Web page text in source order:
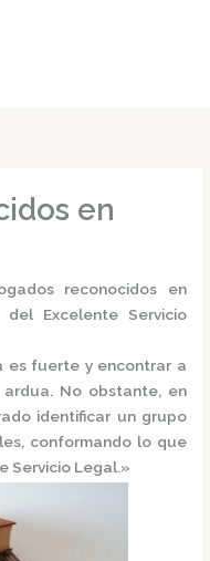
en
reconocidos en
Excelente Servicio
es fuerte y encontrar a
No obstante, en
identificar un grupo
conformando lo que
Servicio Legal.»